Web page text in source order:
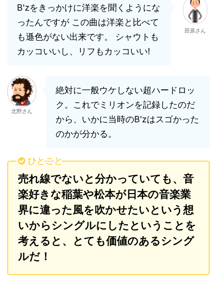
B'zをきっかけに洋楽を聞くようにな
ったんですが この曲は洋楽と比べて
も遜色がない出来です。 シャウトも
カッコいいし、リフもカッコいい!
田原さん
北野さん
絶対に一般ウケしない超ハードロッ
ク。これでミリオンを記録したのだ
から、いかに当時のB'zはスゴかった
のかが分かる。
ひとこと
売れ線でないと分かっていても、音
楽好きな稲葉や松本が日本の音楽業
界に違った風を吹かせたいという想
いからシングルにしたということを
考えると、とても価値のあるシング
ルだ！